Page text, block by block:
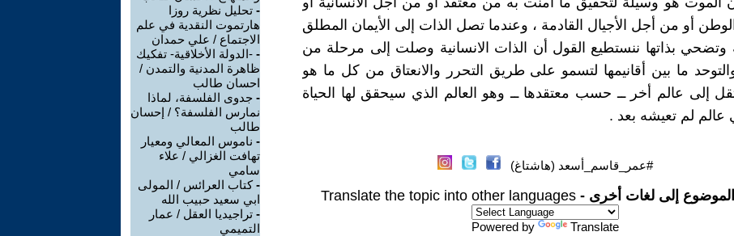
أو من أجل الأجيال القادمة ، وعندما تصل الذات إلى الأيمان المطلق
وتضحي بذاتها ننستطيع القول أن الذات الانسانية وصلت إلى مرحلة من
والتوحد ما بين أقانيمها لتسمو على طريق التحرر والانعتاق من كل ما هو
إلى عالم أخر ــ حسب معتقدها ــ وهو العالم الذي سيحقق لها الحياة
عالم لم تعيشه بعد .
#عمر_قاسم_أسعد (هاشتاغ)
إلى لغات أخرى - Translate the topic into other languages
Powered by Translate
- تحليل نظرية روزا
هارتموت النقدية في علم
الاجتماع / علي حمدان
- -الدولة الأخلاقية- تفكيك
ظاهرة المدنية والتمدن /
احسان طالب
- جدوى الفلسفة، لماذا
نمارس الفلسفة؟ / إحسان
طالب
- ناموس المعالي ومعيار
تهافت الغزالي / علاء
سامي
-كتاب العرائس / المولى
ابي سعيد حبيب الله
- تراجيديا العقل / عمار
التميمي